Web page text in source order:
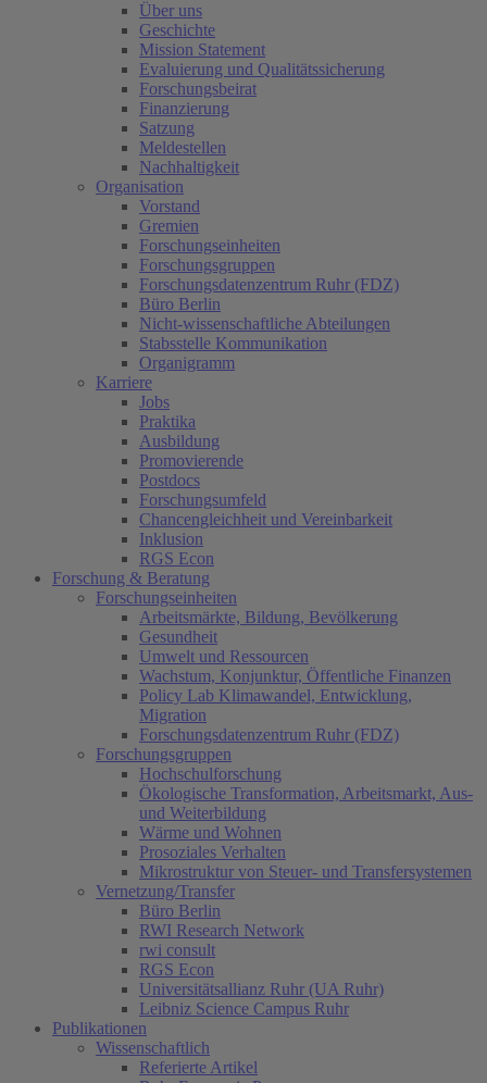
Über uns
Geschichte
Mission Statement
Evaluierung und Qualitätssicherung
Forschungsbeirat
Finanzierung
Satzung
Meldestellen
Nachhaltigkeit
Organisation
Vorstand
Gremien
Forschungseinheiten
Forschungsgruppen
Forschungsdatenzentrum Ruhr (FDZ)
Büro Berlin
Nicht-wissenschaftliche Abteilungen
Stabsstelle Kommunikation
Organigramm
Karriere
Jobs
Praktika
Ausbildung
Promovierende
Postdocs
Forschungsumfeld
Chancengleichheit und Vereinbarkeit
Inklusion
RGS Econ
Forschung & Beratung
Forschungseinheiten
Arbeitsmärkte, Bildung, Bevölkerung
Gesundheit
Umwelt und Ressourcen
Wachstum, Konjunktur, Öffentliche Finanzen
Policy Lab Klimawandel, Entwicklung,
Migration
Forschungsdatenzentrum Ruhr (FDZ)
Forschungsgruppen
Hochschulforschung
Ökologische Transformation, Arbeitsmarkt, Aus-
und Weiterbildung
Wärme und Wohnen
Prosoziales Verhalten
Mikrostruktur von Steuer- und Transfersystemen
Vernetzung/Transfer
Büro Berlin
RWI Research Network
rwi consult
RGS Econ
Universitätsallianz Ruhr (UA Ruhr)
Leibniz Science Campus Ruhr
Publikationen
Wissenschaftlich
Referierte Artikel